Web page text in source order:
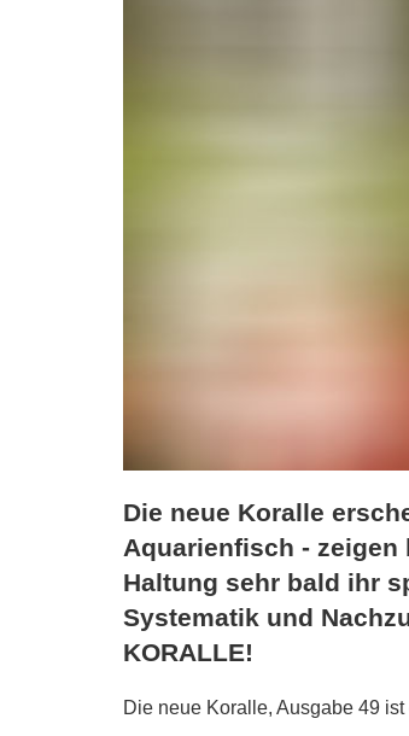
Die neue Koralle
Aquarienfisch - zeigen
Haltung sehr bald ihr
Systematik und
KORALLE!
Die neue Koralle, Ausgabe 49